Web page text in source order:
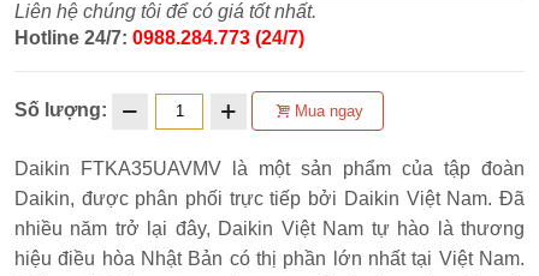
Liên hệ chúng tôi để có giá tốt nhất.
Hotline 24/7: 0988.284.773 (24/7)
Số lượng: Mua ngay
Daikin FTKA35UAVMV là một sản phẩm của tập đoàn
Daikin, được phân phối trực tiếp bởi Daikin Việt Nam. Đã
nhiều năm trở lại đây, Daikin Việt Nam tự hào là thương
hiệu điều hòa Nhật Bản có thị phần lớn nhất tại Việt Nam.